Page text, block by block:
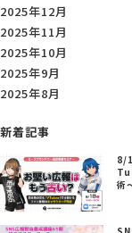
2025年12月
2025年11月
2025年10月
2025年9月
2025年8月
新着記事
8/
術